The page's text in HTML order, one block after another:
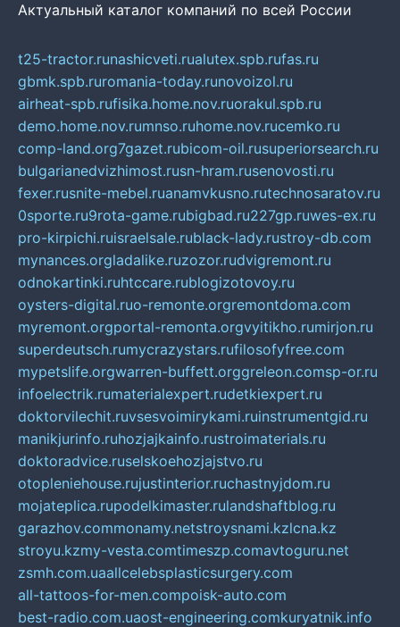
Актуальный каталог компаний по всей России
t25-tractor.runashicveti.rualutex.spb.rufas.ru
gbmk.spb.ruromania-today.runovoizol.ru
airheat-spb.rufisika.home.nov.ruorakul.spb.ru
demo.home.nov.rumnso.ruhome.nov.rucemko.ru
comp-land.org7gazet.rubicom-oil.rusuperiorsearch.ru
bulgarianedvizhimost.rusn-hram.rusenovosti.ru
fexer.rusnite-mebel.ruanamvkusno.rutechnosaratov.ru
0sporte.ru9rota-game.rubigbad.ru227gp.ruwes-ex.ru
pro-kirpichi.ruisraelsale.rublack-lady.rustroy-db.com
mynances.orgladalike.ruzozor.rudvigremont.ru
odnokartinki.ruhtccare.rublogizotovoy.ru
oysters-digital.ruo-remonte.orgremontdoma.com
myremont.orgportal-remonta.orgvyitikho.rumirjon.ru
superdeutsch.rumycrazystars.rufilosofyfree.com
mypetslife.orgwarren-buffett.orggreleon.comsp-or.ru
infoelectrik.rumaterialexpert.rudetkiexpert.ru
doktorvilechit.ruvsesvoimirykami.ruinstrumentgid.ru
manikjurinfo.ruhozjajkainfo.rustroimaterials.ru
doktoradvice.ruselskoehozjajstvo.ru
otopleniehouse.rujustinterior.ruchastnyjdom.ru
mojateplica.rupodelkimaster.rulandshaftblog.ru
garazhov.commonamy.netstroysnami.kzlcna.kz
stroyu.kzmy-vesta.comtimeszp.comavtoguru.net
zsmh.com.uaallcelebsplasticsurgery.com
all-tattoos-for-men.compoisk-auto.com
best-radio.com.uaost-engineering.comkuryatnik.info